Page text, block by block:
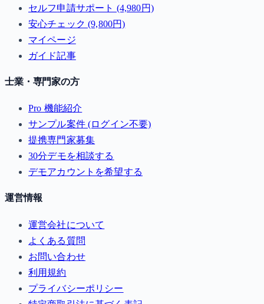
セルフ申請サポート (4,980円)
安心チェック (9,800円)
マイページ
ガイド記事
士業・専門家の方
Pro 機能紹介
サンプル案件 (ログイン不要)
提携専門家募集
30分デモを相談する
デモアカウントを希望する
運営情報
運営会社について
よくある質問
お問い合わせ
利用規約
プライバシーポリシー